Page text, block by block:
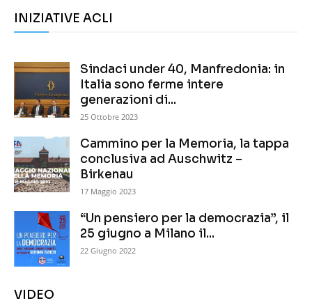
INIZIATIVE ACLI
Sindaci under 40, Manfredonia: in
Italia sono ferme intere
generazioni di...
25 Ottobre 2023
Cammino per la Memoria, la tappa
conclusiva ad Auschwitz –
Birkenau
17 Maggio 2023
“Un pensiero per la democrazia”, il
25 giugno a Milano il...
22 Giugno 2022
VIDEO